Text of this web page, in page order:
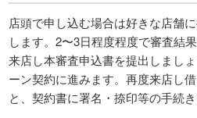
店頭で申し込む場合は好きな店舗
します。2〜3日程度程度で審査結
来店し本審査申込書を提出しまし
ーン契約に進みます。再度来店し
と、契約書に署名・捺印等の手続